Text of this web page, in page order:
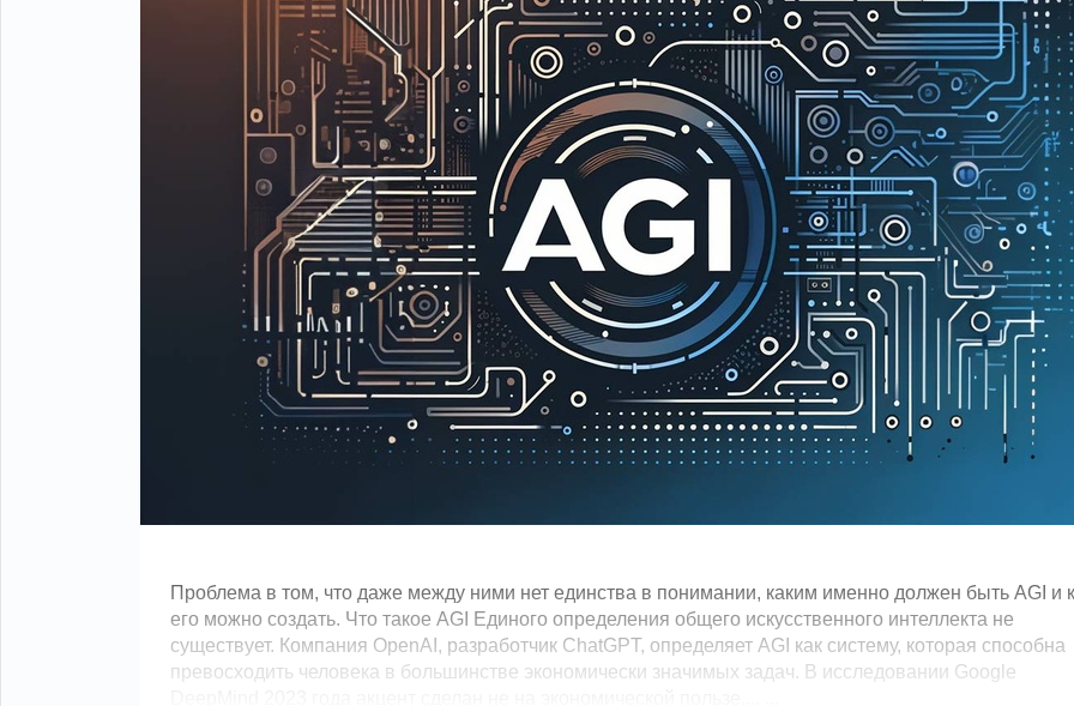
Проблема в том, что даже между ними нет единства в понимании, каким именно должен быть AGI и
его можно создать. Что такое AGI Единого определения общего искусственного интеллекта не
существует. Компания OpenAI, разработчик ChatGPT, определяет AGI как систему, которая способна
превосходить человека в большинстве экономически значимых задач. В исследовании Google